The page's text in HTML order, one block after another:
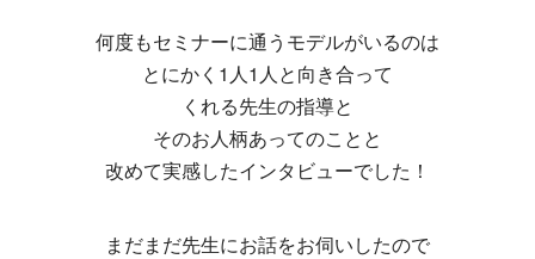
何度もセミナーに通うモデルがいるのは
とにかく1人1人と向き合って
くれる先生の指導と
そのお人柄あってのことと
改めて実感したインタビューでした！
まだまだ先生にお話をお伺いしたので